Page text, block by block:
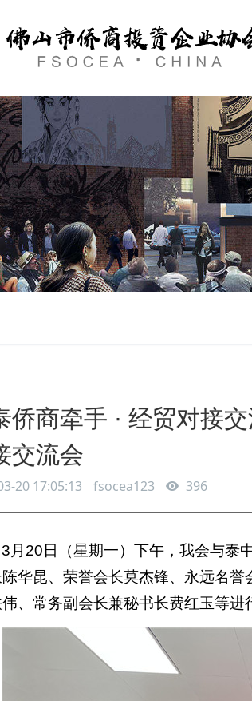
侨商牵手 · 经贸对接
交流会
20 17:05:13 fsocea123 396
3月20日（星期一）下午，我会与泰
华昆、荣誉会长莫杰锋、永远名
、常务副会长兼秘书长费红玉等进